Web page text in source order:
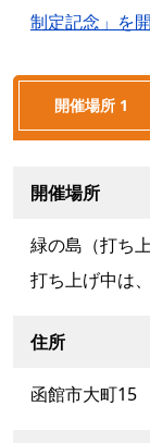
制定記念」を
開催場所 1
開催場所
緑の島（打ち
打ち上げ中は
住所
函館市大町15